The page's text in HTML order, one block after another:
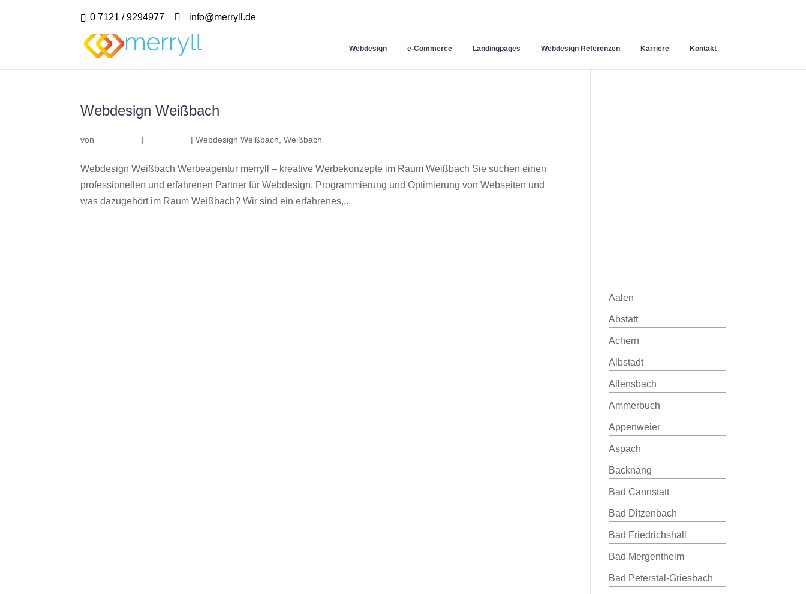
0 7121 / 9294977 info@merryll.de
Webdesign e-Commerce Landingpages Webdesign Referenzen Karriere Kontakt
Webdesign Weißbach
von | |Webdesign Weißbach ,Weißbach
Webdesign Weißbach Werbeagentur merryll – kreative Werbekonzepte im Raum Weißbach Sie suchen einen
professionellen und erfahrenen Partner für Webdesign, Programmierung und Optimierung von Webseiten und
was dazugehört im Raum Weißbach? Wir sind ein erfahrenes,...
Aalen
Abstatt
Achern
Albstadt
Allensbach
Ammerbuch
Appenweier
Aspach
Backnang
Bad Cannstatt
Bad Ditzenbach
Bad Friedrichshall
Bad Mergentheim
Bad Peterstal-Griesbach